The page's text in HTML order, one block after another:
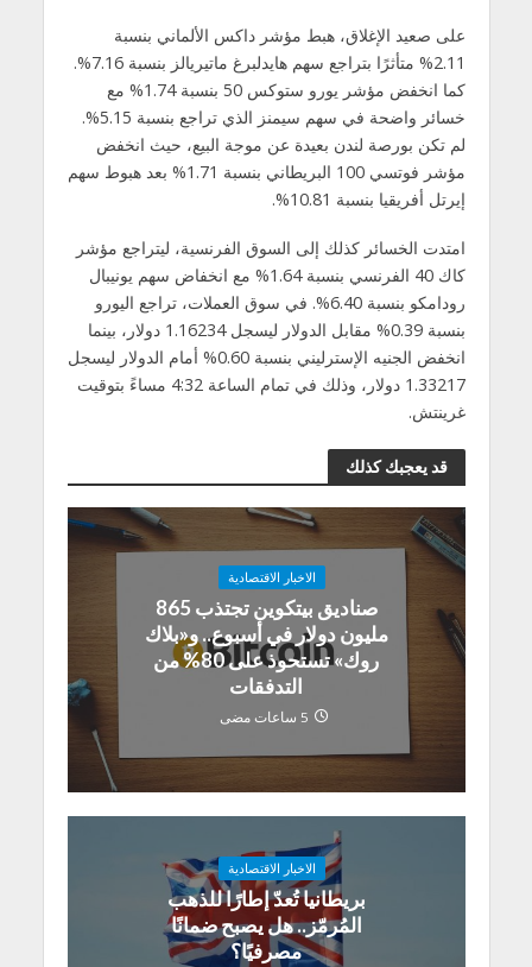
على صعيد الإغلاق، هبط مؤشر داكس الألماني بنسبة
2.11% متأثرًا بتراجع سهم هايدلبرغ ماتيريالز بنسبة 7.16%.
كما انخفض مؤشر يورو ستوكس 50 بنسبة 1.74% مع
خسائر واضحة في سهم سيمنز الذي تراجع بنسبة 5.15%.
لم تكن بورصة لندن بعيدة عن موجة البيع، حيث انخفض
مؤشر فوتسي 100 البريطاني بنسبة 1.71% بعد هبوط سهم
إيرتل أفريقيا بنسبة 10.81%.
امتدت الخسائر كذلك إلى السوق الفرنسية، ليتراجع مؤشر
كاك 40 الفرنسي بنسبة 1.64% مع انخفاض سهم يونيبال
رودامكو بنسبة 6.40%. في سوق العملات، تراجع اليورو
بنسبة 0.39% مقابل الدولار ليسجل 1.16234 دولار، بينما
انخفض الجنيه الإسترليني بنسبة 0.60% أمام الدولار ليسجل
1.33217 دولار، وذلك في تمام الساعة 4:32 مساءً بتوقيت
غرينتش.
قد يعجبك كذلك
الاخبار الاقتصادية
صناديق بيتكوين تجتذب 865
مليون دولار في أسبوع.. و«بلاك
روك» تستحوذ على 80% من
التدفقات
5 ساعات مضى
الاخبار الاقتصادية
بريطانيا تُعدّ إطارًا للذهب
المُرمّز.. هل يصبح ضمانًا
مصرفيًا؟